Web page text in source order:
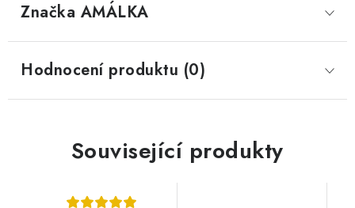
Značka AMÁLKA
Hodnocení produktu (0)
Související produkty